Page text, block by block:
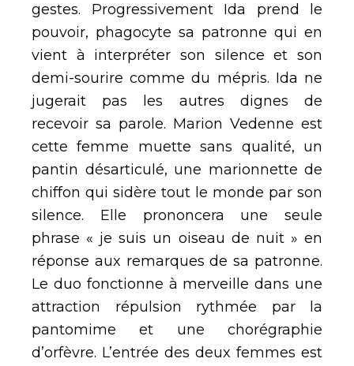
gestes. Progressivement Ida prend le
pouvoir, phagocyte sa patronne qui en
vient à interpréter son silence et son
demi-sourire comme du mépris. Ida ne
jugerait pas les autres dignes de
recevoir sa parole. Marion Vedenne est
cette femme muette sans qualité, un
pantin désarticulé, une marionnette de
chiffon qui sidère tout le monde par son
silence. Elle prononcera une seule
phrase « je suis un oiseau de nuit » en
réponse aux remarques de sa patronne.
Le duo fonctionne à merveille dans une
attraction répulsion rythmée par la
pantomime et une chorégraphie
d’orfèvre. L’entrée des deux femmes est